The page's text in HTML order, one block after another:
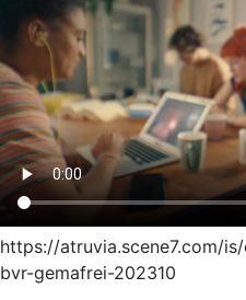
https://atruvia.scene7.com/
bvr-gemafrei-202310